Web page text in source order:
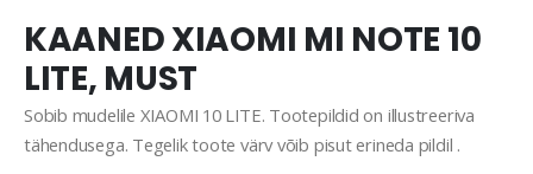
KAANED XIAOMI MI NOTE 10
LITE, MUST
Sobib mudelile XIAOMI 10 LITE. Tootepildid on illustreeriva
tähendusega. Tegelik toote värv võib pisut erineda pildil .